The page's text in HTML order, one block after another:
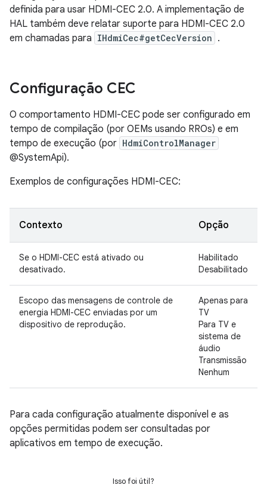
definida para usar HDMI-CEC 2.0. A implementação de
HAL também deve relatar suporte para HDMI-CEC 2.0
em chamadas para IHdmiCec#getCecVersion .
Configuração CEC
O comportamento HDMI-CEC pode ser configurado em
tempo de compilação (por OEMs usando RROs) e em
tempo de execução (por HdmiControlManager
@SystemApi).
Exemplos de configurações HDMI-CEC:
Contexto Opção
Se o HDMI-CEC está ativado ou
desativado.
Habilitado
Desabilitado
Escopo das mensagens de controle de
energia HDMI-CEC enviadas por um
dispositivo de reprodução.
Apenas para
TV
Para TV e
sistema de
áudio
Transmissão
Nenhum
Para cada configuração atualmente disponível e as
opções permitidas podem ser consultadas por
aplicativos em tempo de execução.
Isso foi útil?